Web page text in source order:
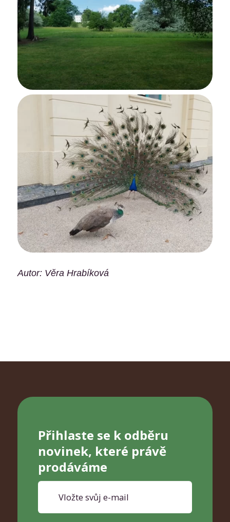
Autor: Věra Hrabíková
Přihlaste se k odběru
novinek, které právě
prodáváme